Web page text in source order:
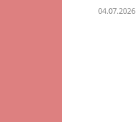
04.07.2026